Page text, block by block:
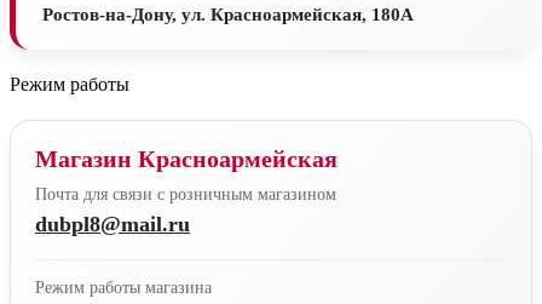
Ростов-на-Дону, ул. Красноармейская, 180А
Режим работы
Магазин Красноармейская
Почта для связи с розничным магазином
dubpl8@mail.ru
Режим работы магазина